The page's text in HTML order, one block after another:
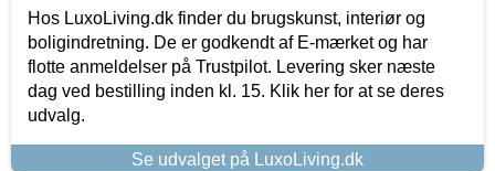
Hos LuxoLiving.dk finder du brugskunst, interiør og
boligindretning. De er godkendt af E-mærket og har
flotte anmeldelser på Trustpilot. Levering sker næste
dag ved bestilling inden kl. 15. Klik her for at se deres
udvalg.
Se udvalget på LuxoLiving.dk